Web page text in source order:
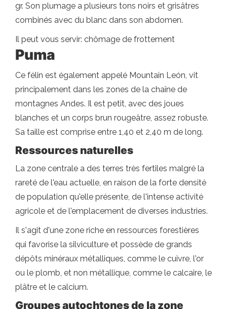
gr. Son plumage a plusieurs tons noirs et grisâtres
combinés avec du blanc dans son abdomen.
Il peut vous servir: chômage de frottement
Puma
Ce félin est également appelé Mountain León, vit
principalement dans les zones de la chaîne de
montagnes Andes. Il est petit, avec des joues
blanches et un corps brun rougeâtre, assez robuste.
Sa taille est comprise entre 1,40 et 2,40 m de long.
Ressources naturelles
La zone centrale a des terres très fertiles malgré la
rareté de l'eau actuelle, en raison de la forte densité
de population qu'elle présente, de l'intense activité
agricole et de l'emplacement de diverses industries.
Il s'agit d'une zone riche en ressources forestières
qui favorise la silviculture et possède de grands
dépôts minéraux métalliques, comme le cuivre, l'or
ou le plomb, et non métallique, comme le calcaire, le
plâtre et le calcium.
Groupes autochtones de la zone